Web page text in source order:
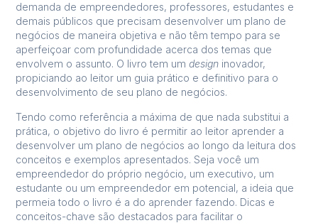
demanda de empreendedores, professores, estudantes e
demais públicos que precisam desenvolver um plano de
negócios de maneira objetiva e não têm tempo para se
aperfeiçoar com profundidade acerca dos temas que
envolvem o assunto. O livro tem umdesign inovador,
propiciando ao leitor um guia prático e definitivo para o
desenvolvimento de seu plano de negócios.
Tendo como referência a máxima de que nada substitui a
prática, o objetivo do livro é permitir ao leitor aprender a
desenvolver um plano de negócios ao longo da leitura dos
conceitos e exemplos apresentados. Seja você um
empreendedor do próprio negócio, um executivo, um
estudante ou um empreendedor em potencial, a ideia que
permeia todo o livro é a do aprender fazendo. Dicas e
conceitos-chave são destacados para facilitar o